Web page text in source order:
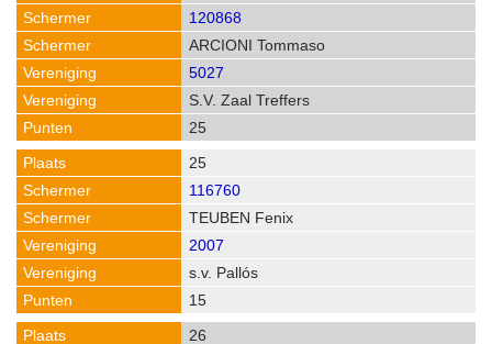
120868
ARCIONI Tommaso
5027
S.V. Zaal Treffers
25
25
116760
TEUBEN Fenix
2007
s.v. Pallós
15
26